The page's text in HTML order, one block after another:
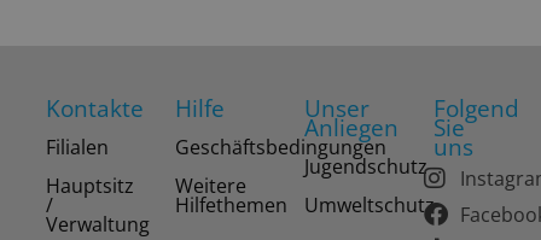
Kontakte
Filialen
Hauptsitz
/
Verwaltung
Hilfe
Geschäftsbedingungen
Weitere
Hilfethemen
Unser
Anliegen
Jugendschutz
Umweltschutz
Folgend
Sie
uns